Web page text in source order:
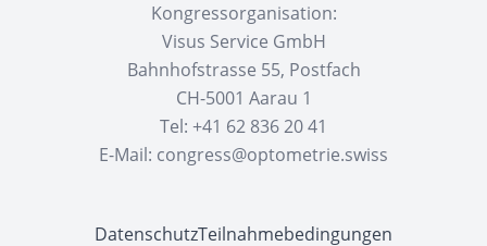
Kongressorganisation:
Visus Service GmbH
Bahnhofstrasse 55, Postfach
CH-5001 Aarau 1
Tel: +41 62 836 20 41
E-Mail: congress@optometrie.swiss
DatenschutzTeilnahmebedingungen